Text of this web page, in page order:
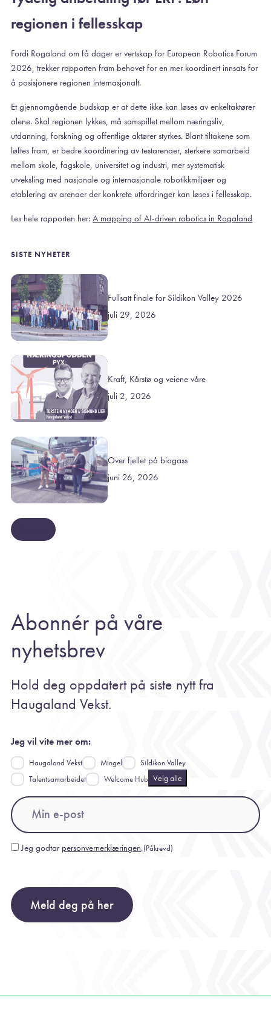
regionen i fellesskap
Fordi Rogaland om få dager er vertskap for European Robotics Forum
2026, trekker rapporten fram behovet for en mer koordinert innsats for
å posisjonere regionen internasjonalt.
Et gjennomgående budskap er at dette ikke kan løses av enkeltaktører
alene. Skal regionen lykkes, må samspillet mellom næringsliv,
utdanning, forskning og offentlige aktører styrkes. Blant tiltakene som
løftes fram, er bedre koordinering av testarenaer, sterkere samarbeid
mellom skole, fagskole, universitet og industri, mer systematisk
utveksling med nasjonale og internasjonale robotikkmiljøer og
etablering av arenaer der konkrete utfordringer kan løses i fellesskap.
Les hele rapporten her:A mapping of AI-driven robotics in Rogaland
SISTE NYHETER
Fullsatt finale for Sildikon Valley 2026
juli 29, 2026
Kraft, Kårstø og veiene våre
juli 2, 2026
Over fjellet på biogass
juni 26, 2026
Abonnér på våre
nyhetsbrev
Hold deg oppdatert på siste nytt fra
Haugaland Vekst.
Jeg vil vite mer om:
Haugaland Vekst Mingel
Sildikon Valley
Talentsamarbeidet
Welcome Hub Velg alle
Email
Consent(Påkrevd)
Jeg godtar personvernerklæringen.(Påkrevd)
Meld deg på her